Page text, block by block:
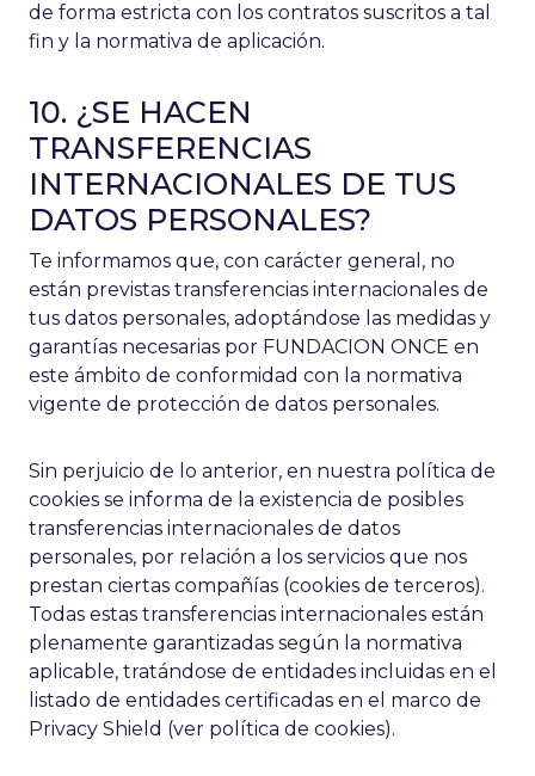
de forma estricta con los contratos suscritos a tal
fin y la normativa de aplicación.
10. ¿SE HACEN
TRANSFERENCIAS
INTERNACIONALES DE TUS
DATOS PERSONALES?
Te informamos que, con carácter general, no
están previstas transferencias internacionales de
tus datos personales, adoptándose las medidas y
garantías necesarias por FUNDACION ONCE en
este ámbito de conformidad con la normativa
vigente de protección de datos personales.
Sin perjuicio de lo anterior, en nuestra política de
cookies se informa de la existencia de posibles
transferencias internacionales de datos
personales, por relación a los servicios que nos
prestan ciertas compañías (cookies de terceros).
Todas estas transferencias internacionales están
plenamente garantizadas según la normativa
aplicable, tratándose de entidades incluidas en el
listado de entidades certificadas en el marco de
Privacy Shield (ver política de cookies).